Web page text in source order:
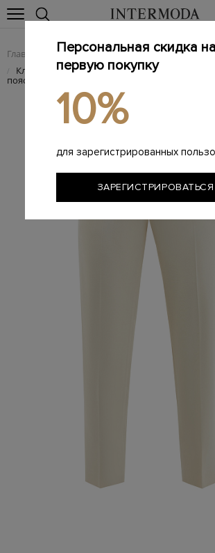
Главная Женщинам / Женская одежда /
/ Классические брюки прямого кроя
поясом
Персональная скидка на
первую покупку
10%
для зарегистрированных
ЗАРЕГИСТРИРОВАТЬСЯ